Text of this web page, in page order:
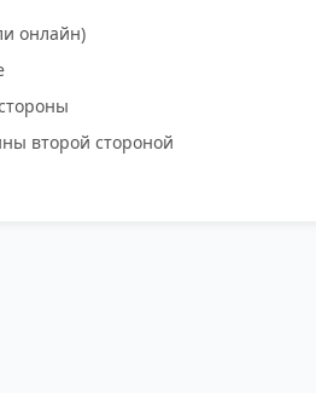
онлайн)
второй стороной